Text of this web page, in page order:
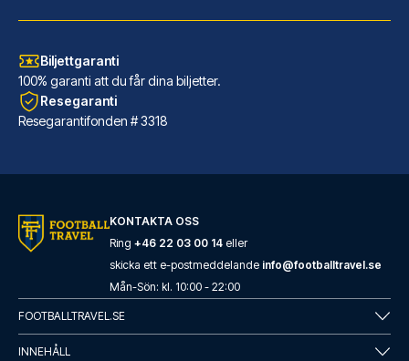
Eurostars Torre Sevilla ligger...
LÄS MER OM HOTELLET
Biljettgaranti
100% garanti att du får dina biljetter.
Resegaranti
Resegarantifonden # 3318
KONTAKTA OSS
Ring +46 22 03 00 14 eller
skicka ett e-postmeddelande info@footballtravel.se
Mån-Sön: kl. 10:00 - 22:00
FOOTBALLTRAVEL.SE
INNEHÅLL